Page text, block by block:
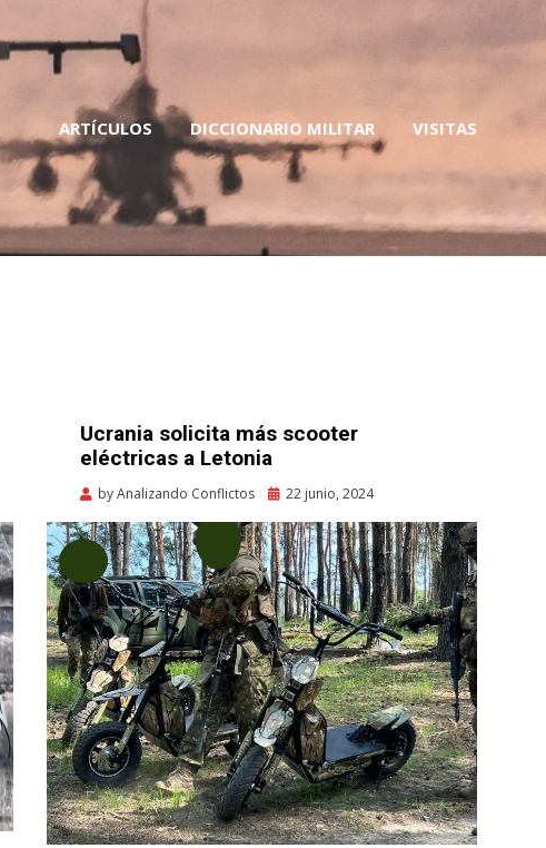
to
content
ARTÍCULOS DICCIONARIO MILITAR VISITAS
Ucrania solicita más scooter
eléctricas a Letonia
byAnalizando Conflictos
Posted
22 junio, 2024